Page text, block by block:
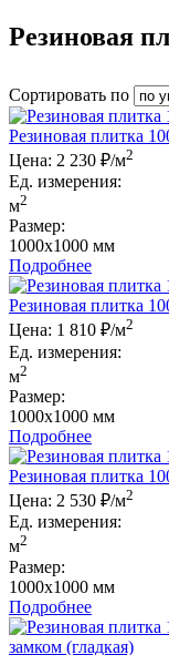
Резиновая
Сортировать по
Резиновая плитка
Цена: 2 230 ₽/м2
Ед. измерения:
м2
Размер:
1000x1000 мм
Подробнее
Резиновая плитка
Цена: 1 810 ₽/м2
Ед. измерения:
м2
Размер:
1000x1000 мм
Подробнее
Резиновая плитка
Цена: 2 530 ₽/м2
Ед. измерения:
м2
Размер:
1000x1000 мм
Подробнее